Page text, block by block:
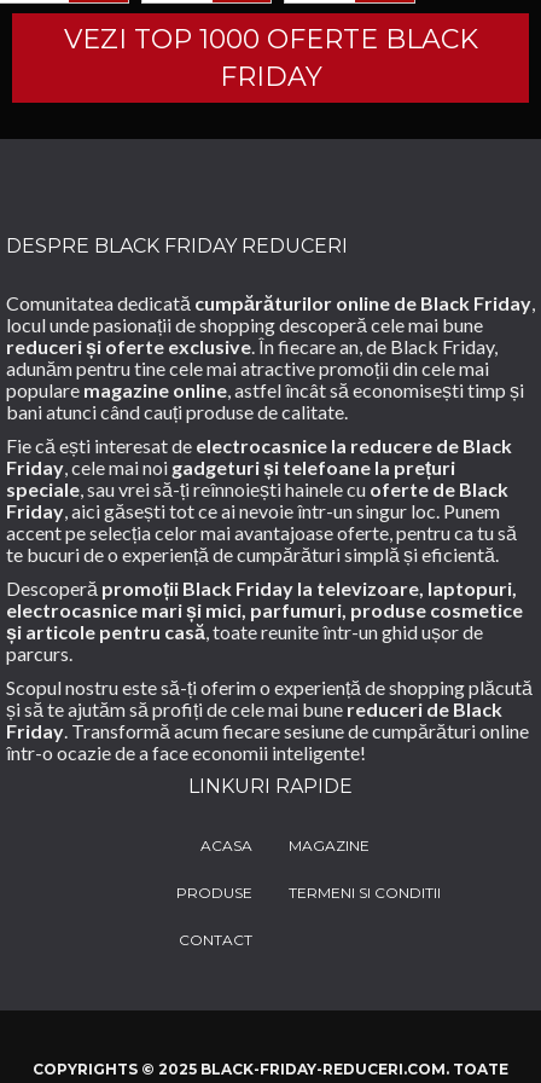
PENTRU
BARBATI
CUMPARA
SI
INDEX.
EDITIE
PREMIUM/DAN
LUPASCU
CUMPARA CUMPARA
VEZI TOP 1000 OFERTE BLACK
FRIDAY
DESPRE BLACK FRIDAY REDUCERI
Comunitatea dedicată cumpărăturilor online de Black Friday,
locul unde pasionații de shopping descoperă cele mai bune
reduceri și oferte exclusive. În fiecare an, de Black Friday,
adunăm pentru tine cele mai atractive promoții din cele mai
populare magazine online, astfel încât să economisești timp și
bani atunci când cauți produse de calitate.
Fie că ești interesat de electrocasnice la reducere de Black
Friday, cele mai noi gadgeturi și telefoane la prețuri
speciale, sau vrei să-ți reînnoiești hainele cu oferte de Black
Friday, aici găsești tot ce ai nevoie într-un singur loc. Punem
accent pe selecția celor mai avantajoase oferte, pentru ca tu să
te bucuri de o experiență de cumpărături simplă și eficientă.
Descoperă promoții Black Friday la televizoare, laptopuri,
electrocasnice mari și mici, parfumuri, produse cosmetice
și articole pentru casă, toate reunite într-un ghid ușor de
parcurs.
Scopul nostru este să-ți oferim o experiență de shopping plăcută
și să te ajutăm să profiți de cele mai bune reduceri de Black
Friday. Transformă acum fiecare sesiune de cumpărături online
într-o ocazie de a face economii inteligente!
LINKURI RAPIDE
ACASA
PRODUSE
CONTACT
MAGAZINE
TERMENI SI CONDITII
COPYRIGHTS © 2025 BLACK-FRIDAY-REDUCERI.COM. TOATE